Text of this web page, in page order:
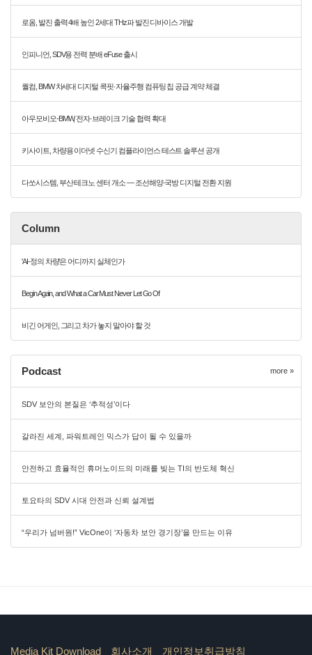
로옴, 발진 출력 4배 높인 2세대 THz파 발진 디바이스 개발
인피니언, SDV용 전력 분배 eFuse 출시
퀄컴, BMW 차세대 디지털 콕핏·자율주행 컴퓨팅 칩 공급 계약 체결
아우모비오-BMW, 전자·브레이크 기술 협력 확대
키사이트, 차량용 이더넷 수신기 컴플라이언스 테스트 솔루션 공개
다쏘시스템, 부산 테크노 센터 개소 — 조선해양·국방 디지털 전환 지원
Column
'AI-정의 차량'은 어디까지 실체인가
Begin Again, and What a Car Must Never Let Go Of
비긴 어게인, 그리고 차가 놓지 말아야 할 것
Podcast more »
SDV 보안의 본질은 ‘추적성’이다
갈라진 세계, 파워트레인 믹스가 답이 될 수 있을까
안전하고 효율적인 휴머노이드의 미래를 빚는 TI의 반도체 혁신
토요타의 SDV 시대 안전과 신뢰 설계법
“우리가 넘버원!” VicOne이 ‘자동차 보안 경기장’을 만드는 이유
Media Kit Download 회사소개 개인정보취급방침